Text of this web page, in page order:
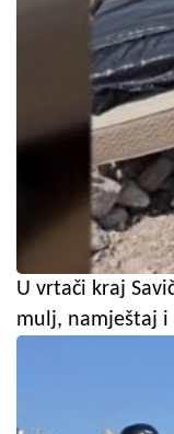
U vrtači kraj
mulj, namještaj i